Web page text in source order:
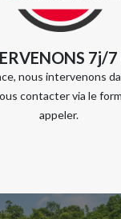
7j/
nous intervenons
contacter via le
appeler.